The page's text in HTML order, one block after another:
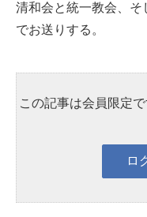
清和会と統一教会、
でお送りする。
この記事は会員限定